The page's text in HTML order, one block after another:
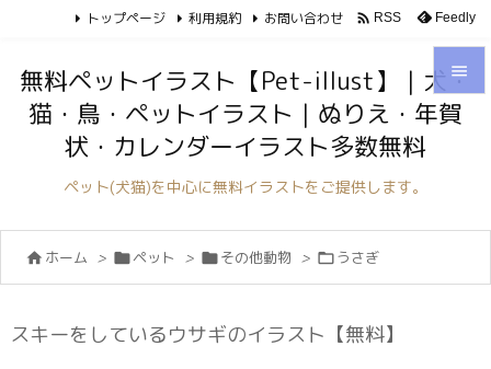



トップページ 利用規約 お問い合わせ  RSS Feedly
無料ペットイラスト【Pet-illust】｜犬・
猫・鳥・ペットイラスト｜ぬりえ・年賀
状・カレンダーイラスト多数無料
ペット(犬猫)を中心に無料イラストをご提供します。
 ホーム > ペット > その他動物 > うさぎ
スキーをしているウサギのイラスト【無料】